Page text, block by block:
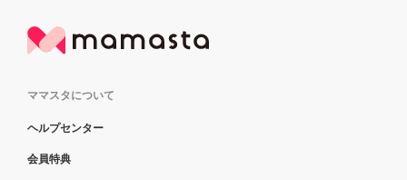
ママスタについて
ヘルプセンター
会員特典